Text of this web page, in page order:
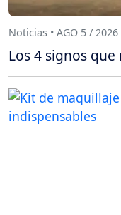
Noticias • AGO 5 / 2026
Los 4 signos